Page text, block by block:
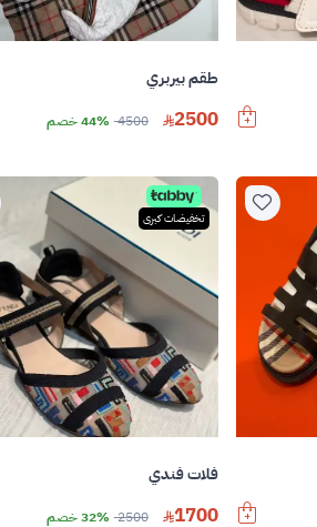
طقم بيربري
2500
4500 44% خصم
تخفيضات كبرى
فلات فندي
1700
2500 32% خصم